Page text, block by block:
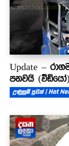
Update –
පනවයි (වීඩියෝ)
උණුසුම් පුවත් | Hot